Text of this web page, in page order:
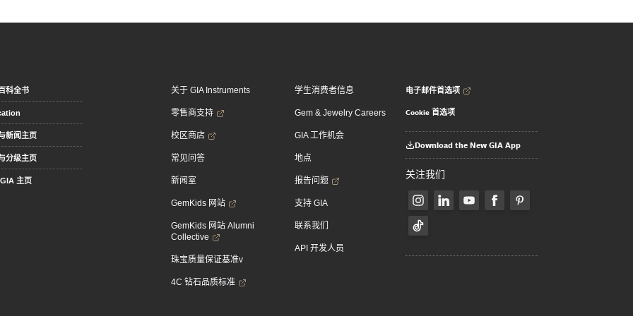
科全书
新闻主页
分级主页
主页
关于 GIA Instruments
零售商支持
校区商店
常见问答
新闻室
GemKids 网站
GemKids 网站 Alumni
Collective
珠宝质量保证基准v
4C 钻石品质标准
学生消费者信息
Gem & Jewelry Careers
GIA 工作机会
地点
报告问题
支持 GIA
联系我们
API 开发人员
电子邮件首选项
Cookie 首选项
Download the New GIA App
关注我们